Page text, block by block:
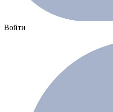
Войти